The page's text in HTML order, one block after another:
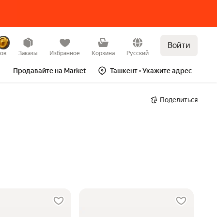
Заказы Избранное Корзина Русский
Войти
Продавайте на Market Ташкент• Укажите адрес
Поделиться